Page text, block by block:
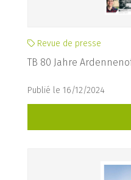
Revue de presse
TB 80 Jahre
Publié le 16/12/2024